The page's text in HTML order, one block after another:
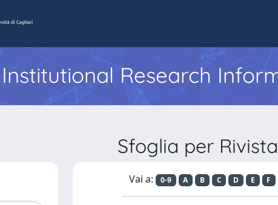
Institutional Research
Sfoglia per
Vai a: 0-9 A B C D E F